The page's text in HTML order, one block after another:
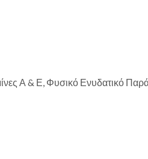
Α & Ε, Φυσικό Ενυδατικό